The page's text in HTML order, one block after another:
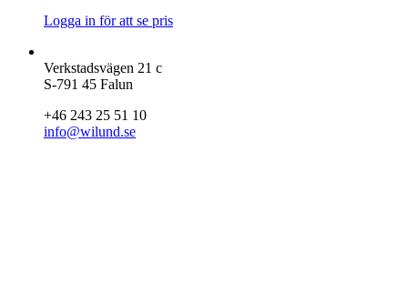
Logga in för att se pris
Verkstadsvägen 21 c
S-791 45 Falun
+46 243 25 51 10
info@wilund.se